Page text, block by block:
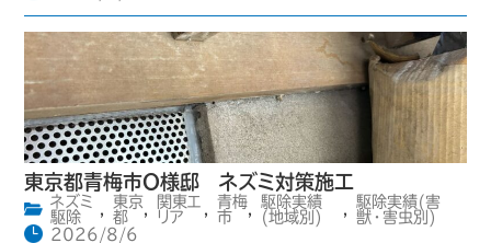
東京都青梅市O様邸 ネズミ対策施工
ネズミ
駆除
,
東京
都
,
関東エ
リア
,
青梅
市
,
駆除実績
(地域別)
,
駆除実績(害
獣・害虫別)
2026/8/6